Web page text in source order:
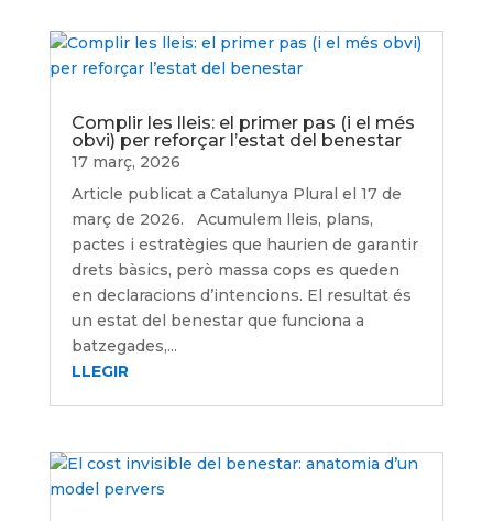
Complir les lleis: el primer pas (i el més
obvi) per reforçar l’estat del benestar
17 març, 2026
Article publicat a Catalunya Plural el 17 de
març de 2026. Acumulem lleis, plans,
pactes i estratègies que haurien de garantir
drets bàsics, però massa cops es queden
en declaracions d’intencions. El resultat és
un estat del benestar que funciona a
batzegades,...
LLEGIR